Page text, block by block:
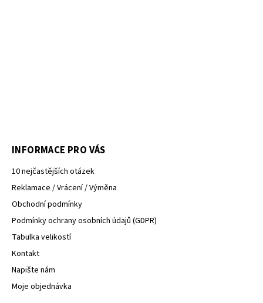
INFORMACE PRO VÁS
10 nejčastějších otázek
Reklamace / Vrácení / Výměna
Obchodní podmínky
Podmínky ochrany osobních údajů (GDPR)
Tabulka velikostí
Kontakt
Napište nám
Moje objednávka